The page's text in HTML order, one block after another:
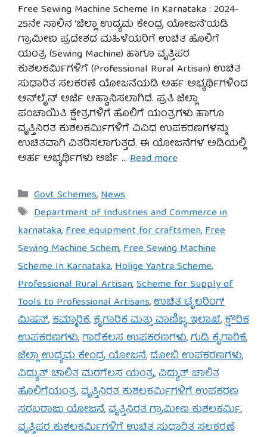
Free Sewing Machine Scheme In Karnataka : 2024-
25ನೇ ಸಾಲಿನ ‘ಜಿಲ್ಲಾ ಉದ್ಯಮ ಕೇಂದ್ರ ಯೋಜನೆ’ಯಡಿ
ಗ್ರಾಮೀಣ ಪ್ರದೇಶದ ಮಹಿಳೆಯರಿಗೆ ಉಚಿತ ಹೊಲಿಗೆ
ಯಂತ್ರ (Sewing Machine) ಹಾಗೂ ವೃತ್ತಿಪರ
ಕುಶಲಕರ್ಮಿಗಳಿಗೆ (Professional Rural Artisan) ಉಚಿತ
ಸುಧಾರಿತ ಸಲಕರಣೆ ಯೋಜನೆಯಡಿ ಅರ್ಹ ಅಭ್ಯರ್ಥಿಗಳಿಂದ
ಆನ್‌ಲೈನ್ ಅರ್ಜಿ ಆಹ್ವಾನಿಸಲಾಗಿದೆ. ಪ್ರತಿ ಜಿಲ್ಲಾ
ಪಂಚಾಯಿತಿ ಕ್ಷೇತ್ರಗಳಿಗೆ ಹೊಲಿಗೆ ಯಂತ್ರಗಳು ಹಾಗೂ
ವೃತ್ತಿನಿರತ ಕುಶಲಕರ್ಮಿಗಳಿಗೆ ವಿವಿಧ ಉಪಕರಣಗಳನ್ನು
ಉಚಿತವಾಗಿ ವಿತರಿಸಲಾಗುತ್ತದೆ. ಈ ಯೋಜನೆಗಳ ಅಡಿಯಲ್ಲಿ
ಅರ್ಹ ಅಭ್ಯರ್ಥಿಗಳು ಅರ್ಜಿ … Read more
Categories
Govt Schemes,News
Tags
Department of Industries and Commerce in
karnataka,Free equipment for craftsmen,Free
Sewing Machine Schem,Free Sewing Machine
Scheme In Karnataka,Holige Yantra Scheme,
Professional Rural Artisan,Scheme for Supply of
Tools to Professional Artisans,ಉಚಿತ ಟೈಲರಿಂಗ್
ಮಿಷನ್,ಕಮ್ಮಾರಿಕೆ,ಕೈಗಾರಿಕೆ ಮತ್ತು ವಾಣಿಜ್ಯ ಇಲಾಖೆ,ಕ್ಷೌರಿಕ
ಉಪಕರಣಗಳು,ಗಾರೆಕೆಲಸ ಉಪಕರಣಗಳು,ಗುಡಿ ಕೈಗಾರಿಕೆ,
ಜಿಲ್ಲಾ ಉದ್ಯಮ ಕೇಂದ್ರ ಯೋಜನೆ,ದೋಬಿ ಉಪಕರಣಗಳು,
ವಿದ್ಯುತ್ ಚಾಲಿತ ಮರಗೆಲಸ ಯಂತ್ರ,ವಿದ್ಯುತ್ ಚಾಲಿತ
ಹೊಲಿಗೆಯಂತ್ರ,ವೃತ್ತಿನಿರತ ಕುಶಲಕರ್ಮಿಗಳಿಗೆ ಉಪಕರಣ
ಸರಬರಾಜು ಯೋಜನೆ,ವೃತ್ತಿನಿರತ ಗ್ರಾಮೀಣ ಕುಶಲಕರ್ಮಿ,
ವೃತ್ತಿಪರ ಕುಶಲಕರ್ಮಿಗಳಿಗೆ ಉಚಿತ ಸುಧಾರಿತ ಸಲಕರಣೆ